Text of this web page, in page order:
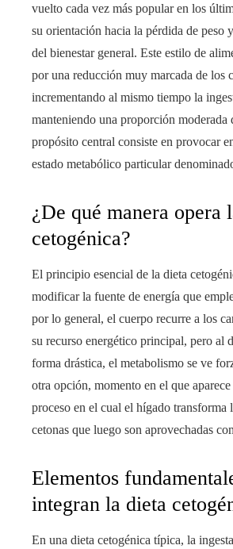
vuelto cada vez más popular en los
su orientación hacia la pérdida de peso
del bienestar general. Este estilo de
por una reducción muy marcada de los
incrementando al mismo tiempo la
manteniendo una proporción moderada
propósito central consiste en provocar
estado metabólico particular
¿De qué manera opera
cetogénica?
El principio esencial de la dieta
modificar la fuente de energía que
por lo general, el cuerpo recurre a los
su recurso energético principal, pero al
forma drástica, el metabolismo se ve
otra opción, momento en el que
proceso en el cual el hígado transforma
cetonas que luego son aprovechadas
Elementos
integran la dieta
En una dieta cetogénica típica, la